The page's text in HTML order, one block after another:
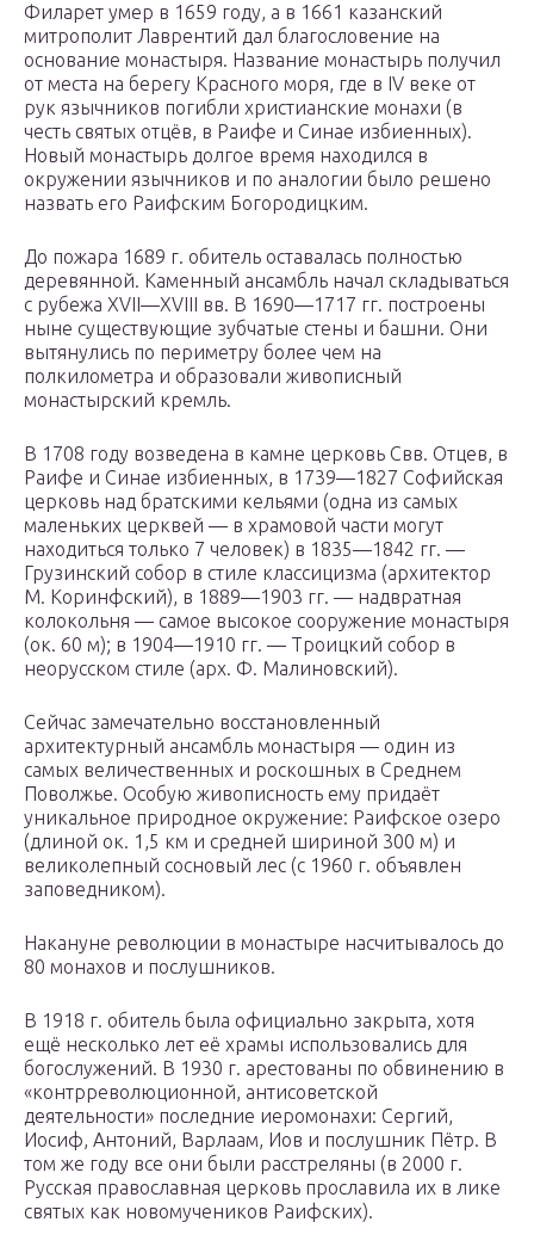
Филарет умер в 1659 году, а в 1661 казанский
митрополит Лаврентий дал благословение на
основание монастыря. Название монастырь получил
от места на берегу Красного моря, где в IV веке от
рук язычников погибли христианские монахи (в
честь святых отцёв, в Раифе и Синае избиенных).
Новый монастырь долгое время находился в
окружении язычников и по аналогии было решено
назвать его Раифским Богородицким.
До пожара 1689 г. обитель оставалась полностью
деревянной. Каменный ансамбль начал складываться
с рубежа XVII—XVIII вв. В 1690—1717 гг. построены
ныне существующие зубчатые стены и башни. Они
вытянулись по периметру более чем на
полкилометра и образовали живописный
монастырский кремль.
В 1708 году возведена в камне церковь Свв. Отцев, в
Раифе и Синае избиенных, в 1739—1827 Софийская
церковь над братскими кельями (одна из самых
маленьких церквей — в храмовой части могут
находиться только 7 человек) в 1835—1842 гг. —
Грузинский собор в стиле классицизма (архитектор
М. Коринфский), в 1889—1903 гг. — надвратная
колокольня — самое высокое сооружение монастыря
(ок. 60 м); в 1904—1910 гг. — Троицкий собор в
неорусском стиле (арх. Ф. Малиновский).
Сейчас замечательно восстановленный
архитектурный ансамбль монастыря — один из
самых величественных и роскошных в Среднем
Поволжье. Особую живописность ему придаёт
уникальное природное окружение: Раифское озеро
(длиной ок. 1,5 км и средней шириной 300 м) и
великолепный сосновый лес (с 1960 г. объявлен
заповедником).
Накануне революции в монастыре насчитывалось до
80 монахов и послушников.
В 1918 г. обитель была официально закрыта, хотя
ещё несколько лет её храмы использовались для
богослужений. В 1930 г. арестованы по обвинению в
«контрреволюционной, антисоветской
деятельности» последние иеромонахи: Сергий,
Иосиф, Антоний, Варлаам, Иов и послушник Пётр. В
том же году все они были расстреляны (в 2000 г.
Русская православная церковь прославила их в лике
святых как новомучеников Раифских).